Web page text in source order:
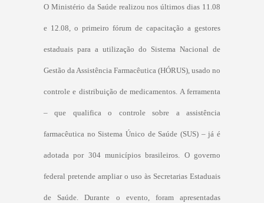
O Ministério da Saúde realizou nos últimos dias 11.08
e 12.08, o primeiro fórum de capacitação a gestores
estaduais para a utilização do Sistema Nacional de
Gestão da Assistência Farmacêutica (HÓRUS), usado no
controle e distribuição de medicamentos. A ferramenta
– que qualifica o controle sobre a assistência
farmacêutica no Sistema Único de Saúde (SUS) – já é
adotada por 304 municípios brasileiros. O governo
federal pretende ampliar o uso às Secretarias Estaduais
de Saúde. Durante o evento, foram apresentadas